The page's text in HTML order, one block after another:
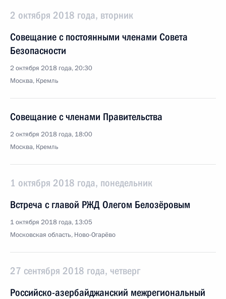
2 октября 2018 года, вторник
Совещание с постоянными членами Совета
Безопасности
2 октября 2018 года, 20:30
Москва, Кремль
Совещание с членами Правительства
2 октября 2018 года, 18:00
Москва, Кремль
1 октября 2018 года, понедельник
Встреча с главой РЖД Олегом Белозёровым
1 октября 2018 года, 13:05
Московская область, Ново-Огарёво
27 сентября 2018 года, четверг
Российско-азербайджанский межрегиональный